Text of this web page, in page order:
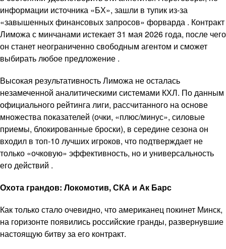
информации источника «БХ», зашли в тупик из-за
«завышенных финансовых запросов» форварда . Контракт
Лиможа с минчанами истекает 31 мая 2026 года, после чего
он станет неограниченно свободным агентом и сможет
выбирать любое предложение .
Высокая результативность Лиможа не осталась
незамеченной аналитическими системами КХЛ. По данным
официального рейтинга лиги, рассчитанного на основе
множества показателей (очки, «плюс/минус», силовые
приемы, блокированные броски), в середине сезона он
входил в топ-10 лучших игроков, что подтверждает не
только «очковую» эффективность, но и универсальность
его действий .
Охота грандов: Локомотив, СКА и Ак Барс
Как только стало очевидно, что американец покинет Минск,
на горизонте появились российские гранды, развернувшие
настоящую битву за его контракт.